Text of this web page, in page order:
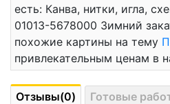
есть: Канва, нитки, игла,
01013-5678000 Зимний
похожие картины на тему
привлекательным ценам в
Отзывы(0) Готовые